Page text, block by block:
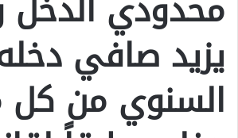
يزيد صافي
السنوي من كل